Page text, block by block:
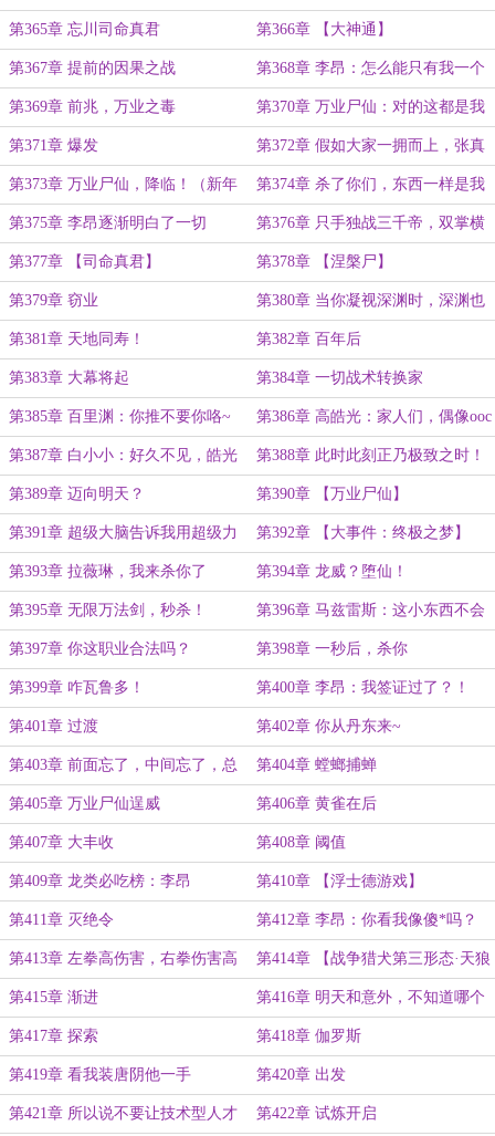
样的！ 福城魂！
第365章 忘川司命真君 第366章 【大神通】
第367章 提前的因果之战 第368章 李昂：怎么能只有我一个
人挨劈呢
第369章 前兆，万业之毒 第370章 万业尸仙：对的这都是我
第371章 爆发 第372章 假如大家一拥而上，张真
人不可能把我们全杀光！
第373章 万业尸仙，降临！（新年
快乐！）
第374章 杀了你们，东西一样是我
的！
第375章 李昂逐渐明白了一切 第376章 只手独战三千帝，双掌横
推十三洲！
第377章 【司命真君】 第378章 【涅槃尸】
第379章 窃业 第380章 当你凝视深渊时，深渊也
在凝视你
第381章 天地同寿！ 第382章 百年后
第383章 大幕将起 第384章 一切战术转换家
第385章 百里渊：你推不要你咯~ 第386章 高皓光：家人们，偶像ooc
了怎么办
第387章 白小小：好久不见，皓光
小弟
第388章 此时此刻正乃极致之时！
第389章 迈向明天？ 第390章 【万业尸仙】
第391章 超级大脑告诉我用超级力
量就能赢
第392章 【大事件：终极之梦】
第393章 拉薇琳，我来杀你了 第394章 龙威？堕仙！
第395章 无限万法剑，秒杀！ 第396章 马兹雷斯：这小东西不会
也有精神病吧？
第397章 你这职业合法吗？ 第398章 一秒后，杀你
第399章 咋瓦鲁多！ 第400章 李昂：我签证过了？！
第401章 过渡 第402章 你从丹东来~
第403章 前面忘了，中间忘了，总
之让银河燃烧吧！
第404章 螳螂捕蝉
第405章 万业尸仙逞威 第406章 黄雀在后
第407章 大丰收 第408章 阈值
第409章 龙类必吃榜：李昂 第410章 【浮士德游戏】
第411章 灭绝令 第412章 李昂：你看我像傻*吗？
第413章 左拳高伤害，右拳伤害高 第414章 【战争猎犬第三形态·天狼
星】
第415章 渐进 第416章 明天和意外，不知道哪个
先来
第417章 探索 第418章 伽罗斯
第419章 看我装唐阴他一手 第420章 出发
第421章 所以说不要让技术型人才 第422章 试炼开启